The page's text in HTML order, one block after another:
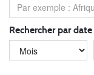
Rechercher par date